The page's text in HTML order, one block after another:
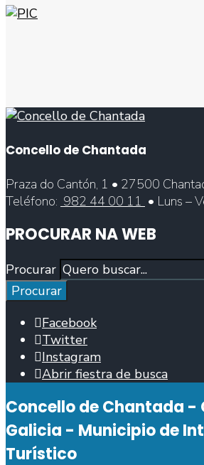
Concello de Chantada
Praza do Cantón, 1 • 27500
Teléfono: 982 44 00 11 • Luns –
PROCURAR NA WEB
Procurar
Procurar
Facebook
Twitter
Instagram
Abrir fiestra de busca
Concello de Chantada -
Galicia - Municipio de
Turístico